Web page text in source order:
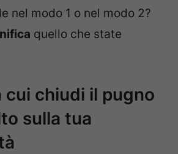
nel modo 1 o nel modo 2?
quello che state
cui chiudi il pugno
sulla tua